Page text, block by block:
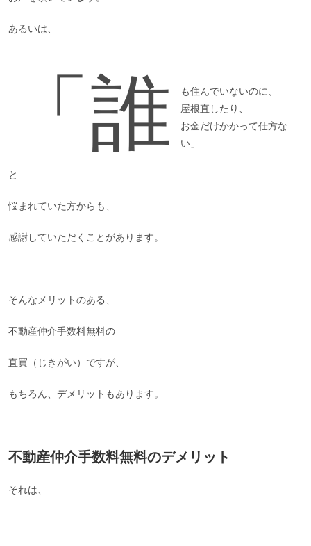
あるいは、
「誰
も住んでいないのに、
屋根直したり、
お金だけかかって仕方な
い」
と
悩まれていた方からも、
感謝していただくことがあります。
そんなメリットのある、
不動産仲介手数料無料の
直買（じきがい）ですが、
もちろん、デメリットもあります。
不動産仲介手数料無料のデメリット
それは、